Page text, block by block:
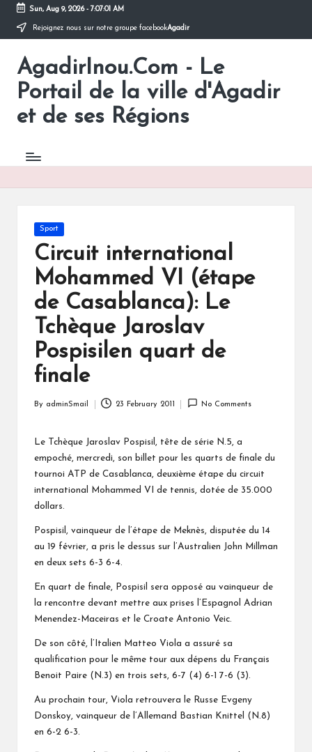
Skip
content
Sun, Aug 9, 2026- 7:07:01 AM
Rejoignez nous sur notre groupe facebookAgadir
AgadirInou.Com - Le
Portail de la ville d'Agadir
et de ses Régions
Toute
l'actualité
ville
en
un
Posted
Sport
Circuit international
Mohammed VI (étape
de Casablanca): Le
Tchèque Jaroslav
Pospisilen quart de
finale
By adminSmail 23 February 2011 No Comments
Le Tchèque Jaroslav Pospisil, tête de série N.5, a
empoché, mercredi, son billet pour les quarts de finale du
tournoi ATP de Casablanca, deuxième étape du circuit
international Mohammed VI de tennis, dotée de 35.000
dollars.
Pospisil, vainqueur de l’étape de Meknès, disputée du 14
au 19 février, a pris le dessus sur l’Australien John Millman
en deux sets 6-3 6-4.
En quart de finale, Pospisil sera opposé au vainqueur de
la rencontre devant mettre aux prises l’Espagnol Adrian
Menendez-Maceiras et le Croate Antonio Veic.
De son côté, l’Italien Matteo Viola a assuré sa
qualification pour le même tour aux dépens du Français
Benoit Paire (N.3) en trois sets, 6-7 (4) 6-1 7-6 (3).
Au prochain tour, Viola retrouvera le Russe Evgeny
Donskoy, vainqueur de l’Allemand Bastian Knittel (N.8)
en 6-2 6-3.